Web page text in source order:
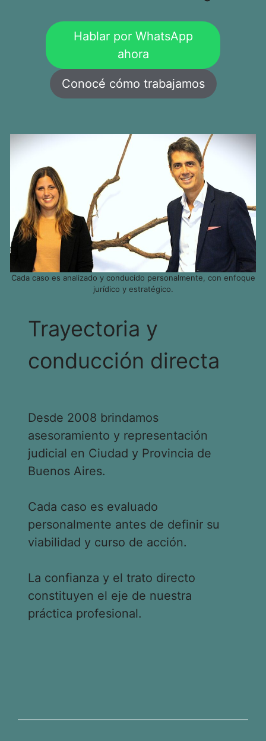
Hablar por WhatsApp
ahora
Conocé cómo trabajamos
Cada caso es analizado y conducido personalmente, con enfoque
jurídico y estratégico.
Trayectoria y
conducción directa
Desde 2008 brindamos
asesoramiento y representación
judicial en Ciudad y Provincia de
Buenos Aires.
Cada caso es evaluado
personalmente antes de definir su
viabilidad y curso de acción.
La confianza y el trato directo
constituyen el eje de nuestra
práctica profesional.